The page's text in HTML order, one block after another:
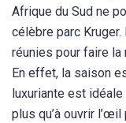
Afrique du Sud ne
célèbre parc
réunies pour faire la
En effet, la saison
luxuriante est
plus qu’à ouvrir